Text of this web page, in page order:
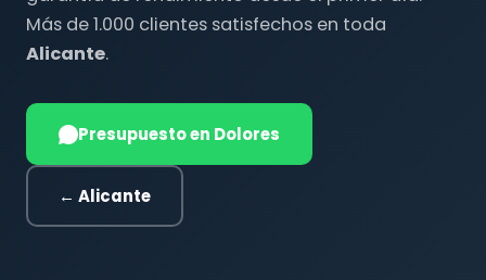
Más de 1.000 clientes satisfechos en toda
Alicante.
Presupuesto en Dolores
← Alicante